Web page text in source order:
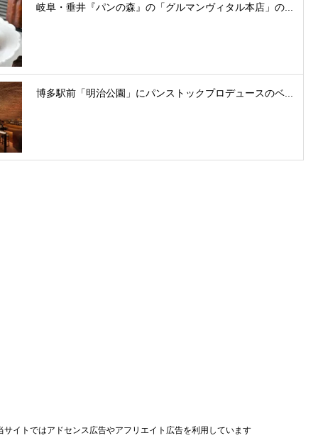
岐阜・垂井『パンの森』の「グルマンヴィタル本店」の...
博多駅前「明治公園」にパンストックプロデュースのベ...
サイトではアドセンス広告やアフリエイト広告を利用しています